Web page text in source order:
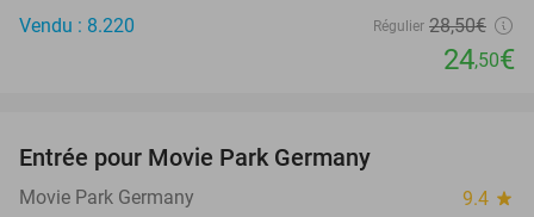
Vendu : 8.220
Régulier 28,50€
24,50€
Entrée pour Movie Park Germany
Movie Park Germany 9.4 star